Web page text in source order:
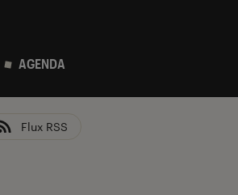
AGENDA
Flux RSS